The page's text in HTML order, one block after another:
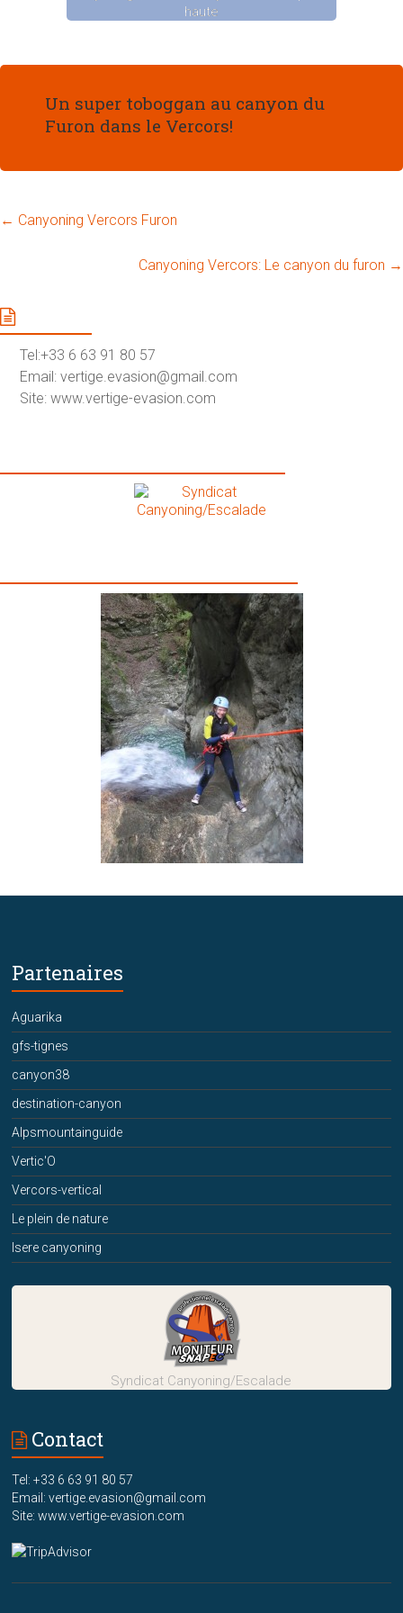
haute
Un super toboggan au canyon du
Furon dans le Vercors!
← Canyoning Vercors Furon
Canyoning Vercors: Le canyon du furon →
Tel:+33 6 63 91 80 57
Email: vertige.evasion@gmail.com
Site: www.vertige-evasion.com
Partenaires
Aguarika
gfs-tignes
canyon38
destination-canyon
Alpsmountainguide
Vertic'O
Vercors-vertical
Le plein de nature
Isere canyoning
Syndicat Canyoning/Escalade
Contact
Tel: +33 6 63 91 80 57
Email: vertige.evasion@gmail.com
Site: www.vertige-evasion.com